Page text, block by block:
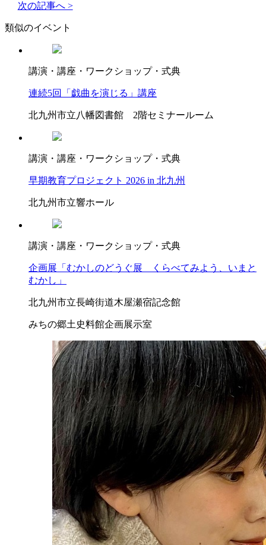
次の記事へ >
類似のイベント
講演・講座・ワークショップ・式典
連続5回「戯曲を演じる」講座
北九州市立八幡図書館 2階セミナールーム
講演・講座・ワークショップ・式典
早期教育プロジェクト 2026 in 北九州
北九州市立響ホール
講演・講座・ワークショップ・式典
企画展「むかしのどうぐ展 くらべてみよう、いまと
むかし」
北九州市立長崎街道木屋瀬宿記念館
みちの郷土史料館企画展示室